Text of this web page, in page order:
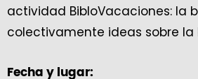
actividad BibloVacaciones: la
colectivamente ideas sobre la
Fecha y lugar: